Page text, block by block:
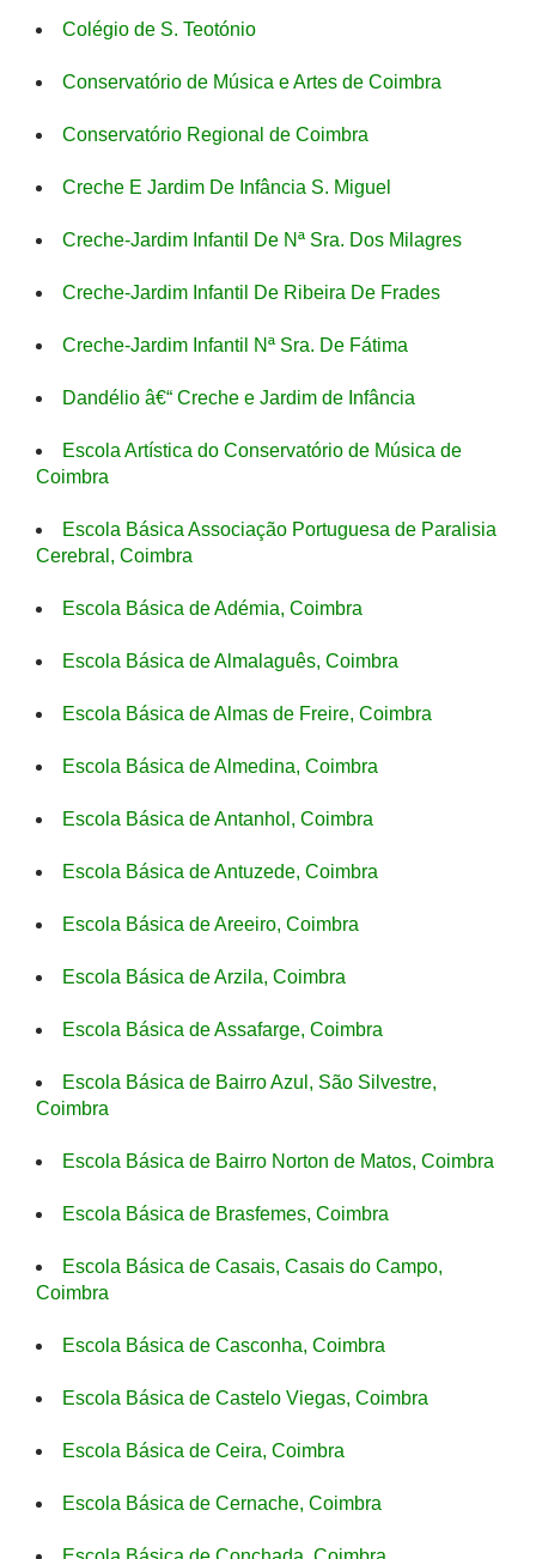
Colégio de S. Teotónio
Conservatório de Música e Artes de Coimbra
Conservatório Regional de Coimbra
Creche E Jardim De Infância S. Miguel
Creche-Jardim Infantil De Nª Sra. Dos Milagres
Creche-Jardim Infantil De Ribeira De Frades
Creche-Jardim Infantil Nª Sra. De Fátima
Dandélio â€“ Creche e Jardim de Infância
Escola Artística do Conservatório de Música de
Coimbra
Escola Básica Associação Portuguesa de Paralisia
Cerebral, Coimbra
Escola Básica de Adémia, Coimbra
Escola Básica de Almalaguês, Coimbra
Escola Básica de Almas de Freire, Coimbra
Escola Básica de Almedina, Coimbra
Escola Básica de Antanhol, Coimbra
Escola Básica de Antuzede, Coimbra
Escola Básica de Areeiro, Coimbra
Escola Básica de Arzila, Coimbra
Escola Básica de Assafarge, Coimbra
Escola Básica de Bairro Azul, São Silvestre,
Coimbra
Escola Básica de Bairro Norton de Matos, Coimbra
Escola Básica de Brasfemes, Coimbra
Escola Básica de Casais, Casais do Campo,
Coimbra
Escola Básica de Casconha, Coimbra
Escola Básica de Castelo Viegas, Coimbra
Escola Básica de Ceira, Coimbra
Escola Básica de Cernache, Coimbra